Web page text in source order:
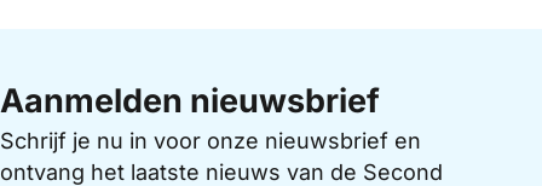
Aanmelden nieuwsbrief
Schrijf je nu in voor onze nieuwsbrief en
ontvang het laatste nieuws van de Second